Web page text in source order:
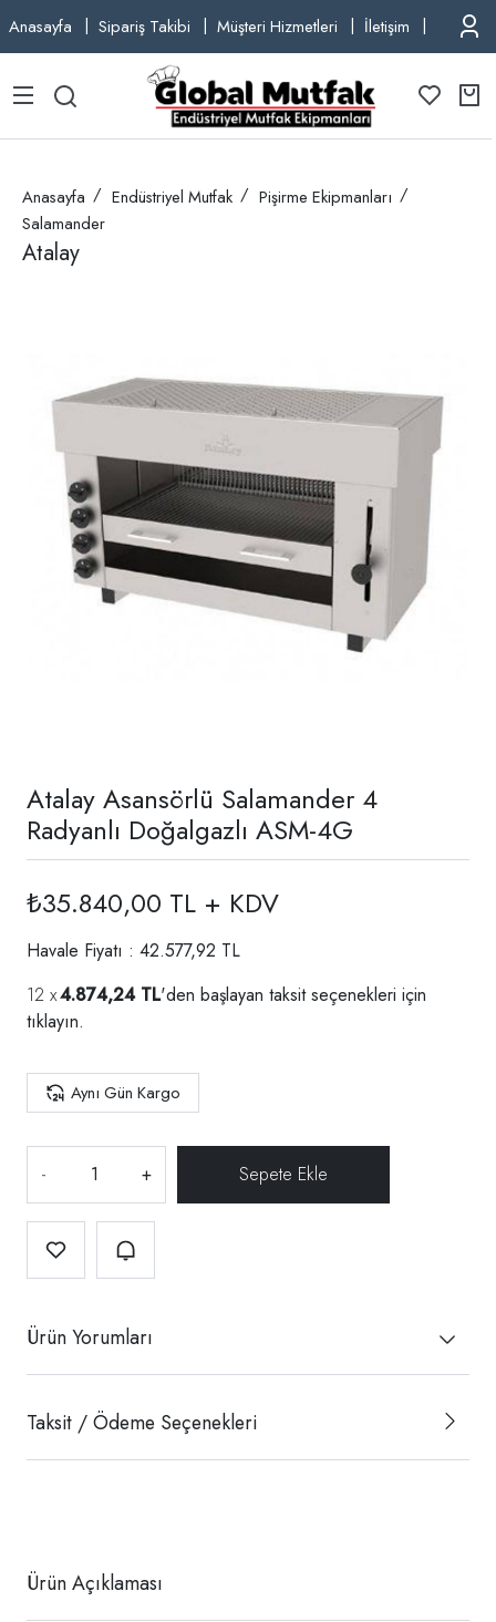
Anasayfa Sipariş Takibi Müşteri Hizmetleri İletişim TEL:
Anasayfa Endüstriyel Mutfak
Pişirme Ekipmanları
Salamander
Atalay
Atalay Asansörlü Salamander 4
Radyanlı Doğalgazlı ASM-4G
₺35.840,00 TL + KDV
Havale Fiyatı : 42.577,92 TL
4.874,24 TL'den başlayan taksit seçenekleri için
tıklayın.
Aynı Gün Kargo
- +
Ürün Yorumları
Taksit / Ödeme Seçenekleri
Ürün Açıklaması